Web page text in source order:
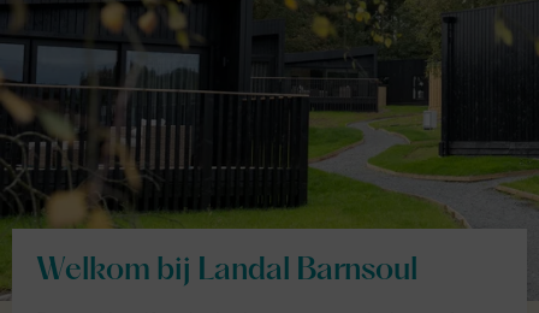
Welkom bij Landal Barnsoul